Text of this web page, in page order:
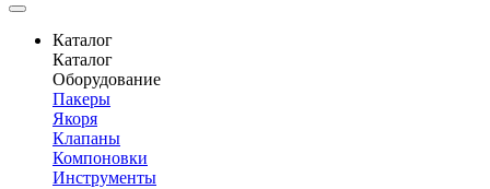
Каталог
Каталог
Оборудование
Пакеры
Якоря
Клапаны
Компоновки
Инструменты